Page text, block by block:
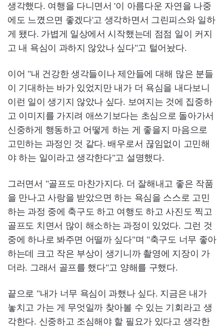
생각했다. 여행을 다니면서 '이 아름다운 자연을 나중
에도 느꼈으면 좋겠다'고 생각하면서 그린피스와 일하
게 됐다. 가볍게 일상에서 시작했는데 점점 일이 커지
고 내 욕심이 과하지 않았나 싶다"고 털어놨다.
이어 "내 건강한 생각들이나 제안들에 대해 많은 분들
이 기대하는 바가 있었지만 내가 더 욕심을 내다보니
이런 일이 생기지 않았나 싶다. 보여지는 것에 집중하
고 이미지를 가지려 애쓰기보다는 초심으로 돌아가서
신중하게 행동하고 어떻게 하는 게 좋을지 마음으로
고민하는 과정인 것 같다. 배우로서 끊임없이 고민해
야 하는 일이라고 생각한다"고 설명했다.
그러면서 "골프도 마찬가지다. 더 잘해내고 좋은 작품
을 만나고 사랑을 받았으면 하는 욕심을 스스로 고민
하는 과정 중에 축구도 하고 여행도 하고 사진도 찍고
골프도 치면서 많이 해소하는 과정이 있었다. 그런 것
중에 하나로 봐주면 어떨까 싶다"며 "축구도 너무 좋아
하는데 크고 작은 부상이 생기니까 촬영에 지장이 가
더라. 그래서 골프를 했다"고 양해를 구했다.
끝으로 "내가 너무 욕심이 과했나 싶다. 지금은 내가
놓치고 가는 게 무엇일까 찾아볼 수 있는 기회라고 생
각한다. 신중하고 조심해야 할 필요가 있다고 생각한